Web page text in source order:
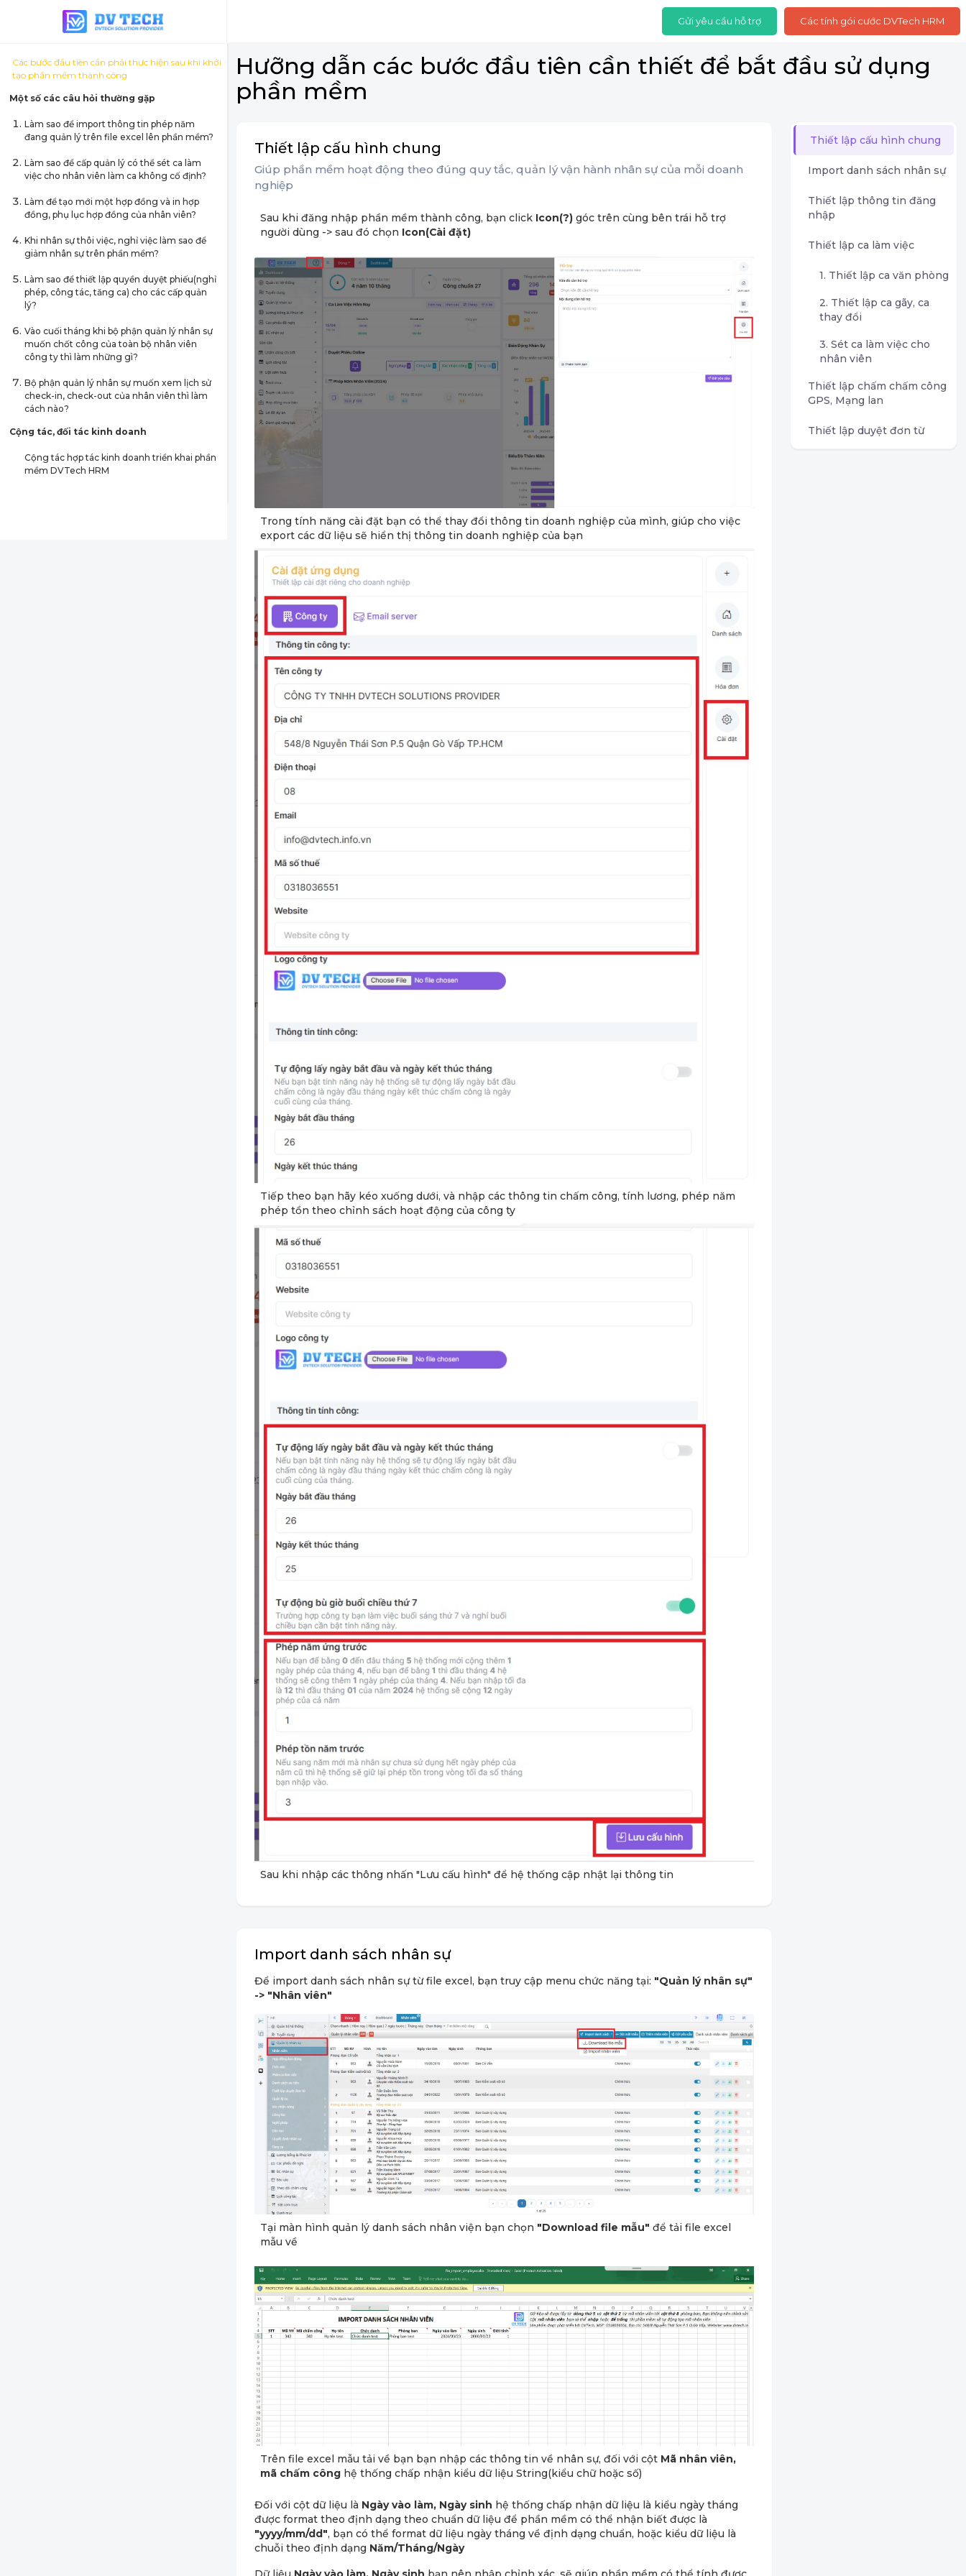
Các bước đầu tiên cần phải thực hiện sau khi khởi
tạo phần mềm thành công
Một số các câu hỏi thường gặp
Làm sao để import thông tin phép năm
đang quản lý trên file excel lên phần mềm?
Làm sao để cấp quản lý có thể sét ca làm
việc cho nhân viên làm ca không cố định?
Làm để tạo mới một hợp đồng và in hợp
đồng, phụ lục hợp đồng của nhân viên?
Khi nhân sự thôi việc, nghỉ việc làm sao để
giảm nhân sự trên phần mềm?
Làm sao để thiết lập quyền duyệt phiếu(nghỉ
phép, công tác, tăng ca) cho các cấp quản
lý?
Vào cuối tháng khi bộ phận quản lý nhân sự
muốn chốt công của toàn bộ nhân viên
công ty thì làm những gì?
Bộ phận quản lý nhân sự muốn xem lịch sử
check-in, check-out của nhân viên thì làm
cách nào?
Cộng tác, đối tác kinh doanh
Cộng tác hợp tác kinh doanh triển khai phần
mềm DVTech HRM
Gửi yêu cầu hỗ trợ Các tính gói cước DVTech HRM
Hưỡng dẫn các bước đầu tiên cần thiết để bắt đầu sử dụng
phần mềm
Thiết lập cấu hình chung
Giúp phần mềm hoạt động theo đúng quy tắc, quản lý vận hành nhân sự của mỗi doanh
nghiệp
Sau khi đăng nhập phần mềm thành công, bạn click Icon(?)góc trên cùng bên trái hỗ trợ
người dùng -> sau đó chọn Icon(Cài đặt)
Trong tính năng cài đặt bạn có thể thay đổi thông tin doanh nghiệp của mình, giúp cho việc
export các dữ liệu sẽ hiển thị thông tin doanh nghiệp của bạn
Tiếp theo bạn hãy kéo xuống dưới, và nhập các thông tin chấm công, tính lương, phép năm
phép tồn theo chỉnh sách hoạt động của công ty
Sau khi nhập các thông nhấn "Lưu cấu hình" để hệ thống cập nhật lại thông tin
Import danh sách nhân sự
Để import danh sách nhân sự từ file excel, bạn truy cập menu chức năng tại: "Quản lý nhân sự"
-> "Nhân viên"
Tại màn hình quản lý danh sách nhân viện bạn chọn "Download file mẫu" để tải file excel
mẫu về
Trên file excel mẫu tải về bạn bạn nhập các thông tin về nhân sự, đối với cột Mã nhân viên,
mã chấm cônghệ thống chấp nhận kiểu dữ liệu String(kiểu chữ hoặc số)
Đối với cột dữ liệu là Ngày vào làm, Ngày sinh hệ thống chấp nhận dữ liệu là kiểu ngày tháng
được format theo định dạng theo chuẩn dữ liệu để phần mềm có thể nhận biết được là
"yyyy/mm/dd", bạn có thể format dữ liệu ngày tháng về định dạng chuẩn, hoặc kiểu dữ liệu là
chuỗi theo định dạng Năm/Tháng/Ngày
Thiết lập cấu hình chung
Import danh sách nhân sự
Thiết lập thông tin đăng
nhập
Thiết lập ca làm việc
1. Thiết lập ca văn phòng
2. Thiết lập ca gãy, ca
thay đổi
3. Sét ca làm việc cho
nhân viên
Thiết lập chấm chấm công
GPS, Mạng lan
Thiết lập duyệt đơn từ